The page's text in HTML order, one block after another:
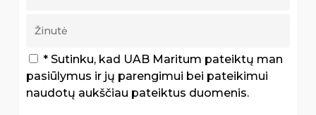
* Sutinku, kad UAB Maritum pateiktų man
pasiūlymus ir jų parengimui bei pateikimui
naudotų aukščiau pateiktus duomenis.